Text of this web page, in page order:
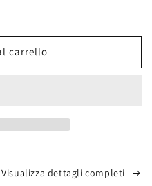
carrello
Visualizza dettagli completi